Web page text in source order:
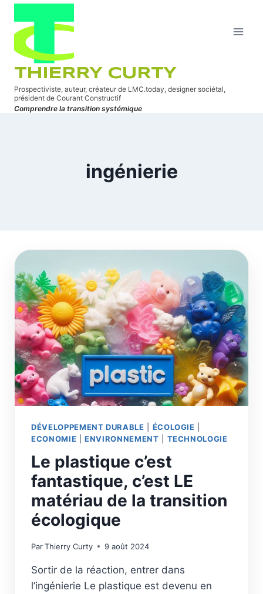
Aller
contenu
THIERRY CURTY
Prospectiviste, auteur, créateur de LMC.today, designer sociétal,
président de Courant Constructif
Comprendre la transition systémique
ingénierie
DÉVELOPPEMENT DURABLE ÉCOLOGIE
ECONOMIE |ENVIRONNEMENT TECHNOLOGIE
Le plastique c’est
fantastique, c’est LE
matériau de la transition
écologique
ParThierry Curty 9 août 2024
Sortir de la réaction, entrer dans
l’ingénierie Le plastique est devenu en